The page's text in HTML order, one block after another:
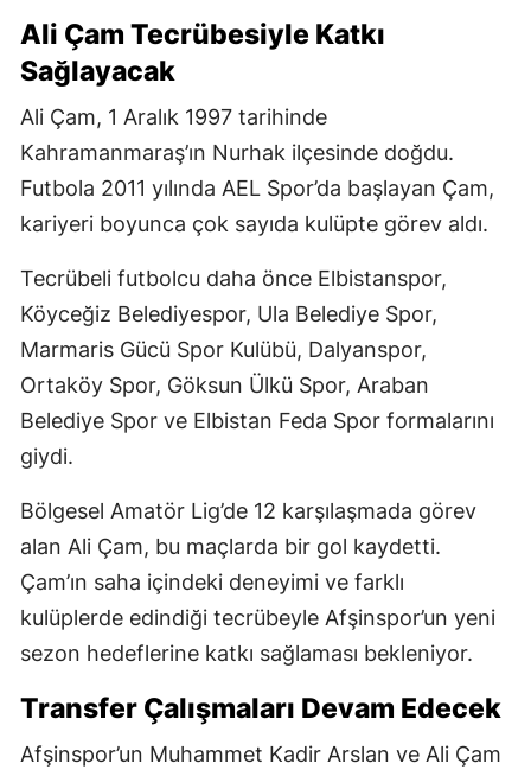
Ali Çam Tecrübesiyle Katkı
Sağlayacak
Ali Çam, 1 Aralık 1997 tarihinde
Kahramanmaraş’ın Nurhak ilçesinde doğdu.
Futbola 2011 yılında AEL Spor’da başlayan Çam,
kariyeri boyunca çok sayıda kulüpte görev aldı.
Tecrübeli futbolcu daha önce Elbistanspor,
Köyceğiz Belediyespor, Ula Belediye Spor,
Marmaris Gücü Spor Kulübü, Dalyanspor,
Ortaköy Spor, Göksun Ülkü Spor, Araban
Belediye Spor ve Elbistan Feda Spor formalarını
giydi.
Bölgesel Amatör Lig’de 12 karşılaşmada görev
alan Ali Çam, bu maçlarda bir gol kaydetti.
Çam’ın saha içindeki deneyimi ve farklı
kulüplerde edindiği tecrübeyle Afşinspor’un yeni
sezon hedeflerine katkı sağlaması bekleniyor.
Transfer Çalışmaları Devam Edecek
Afşinspor’un Muhammet Kadir Arslan ve Ali Çam